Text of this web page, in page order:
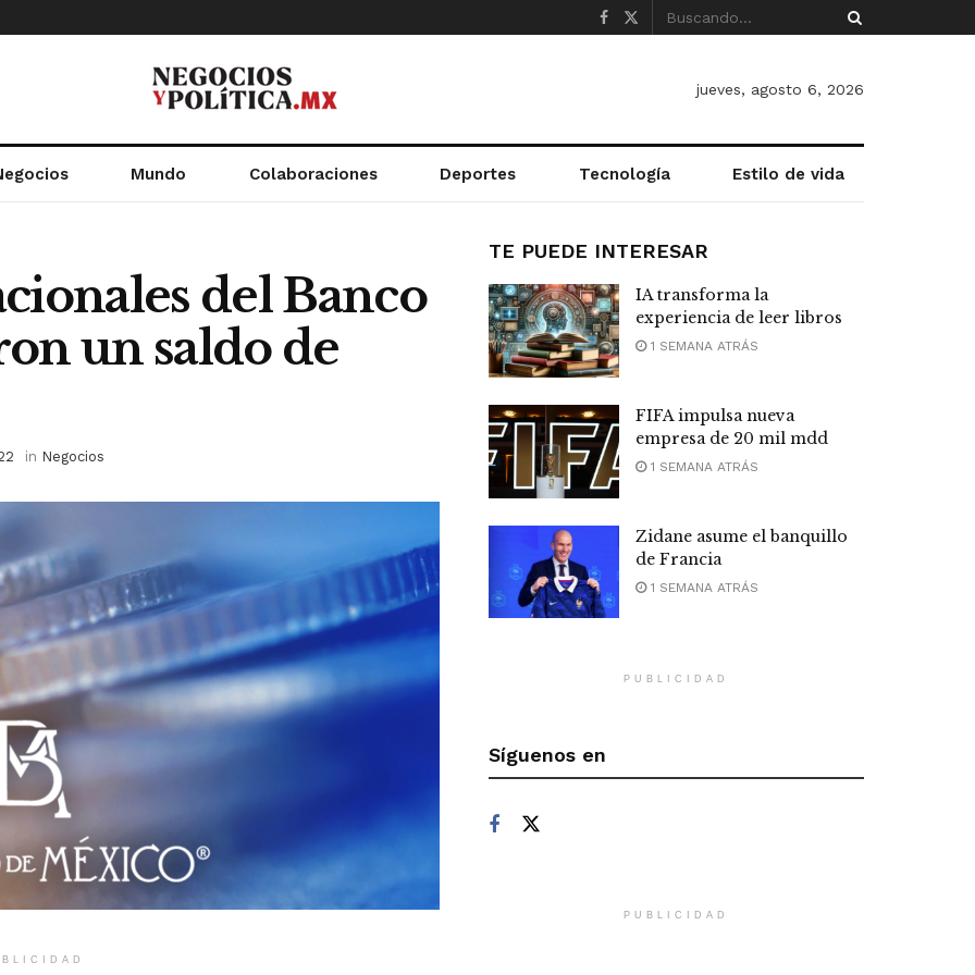
jueves, agosto 6, 2026
Mundo Colaboraciones Deportes Tecnología Estilo de vida
del Banco
un saldo de
in Negocios
TE PUEDE INTERESAR
IA transforma la
experiencia de leer libros
1 SEMANA ATRÁS
FIFA impulsa nueva
empresa de 20 mil mdd
1 SEMANA ATRÁS
Zidane asume el banquillo
de Francia
1 SEMANA ATRÁS
PUBLICIDAD
Síguenos en
PUBLICIDAD